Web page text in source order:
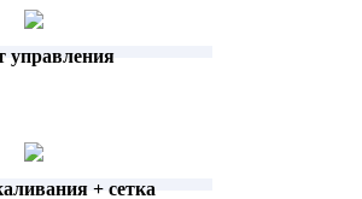
управления
+ сетка